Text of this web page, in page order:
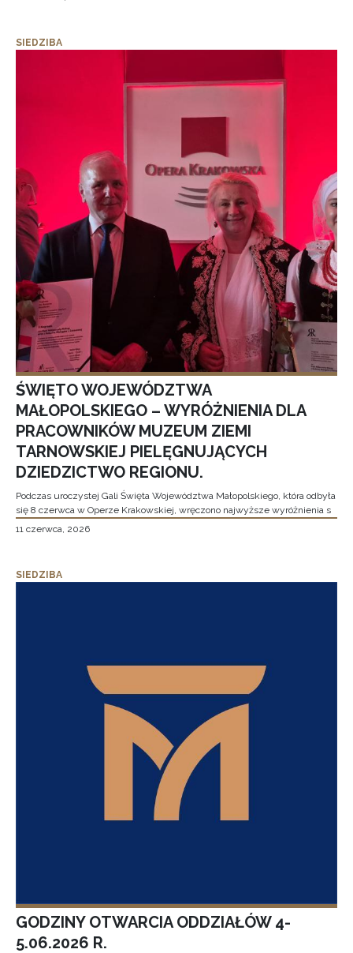
SIEDZIBA
ŚWIĘTO WOJEWÓDZTWA
MAŁOPOLSKIEGO – WYRÓŻNIENIA DLA
PRACOWNIKÓW MUZEUM ZIEMI
TARNOWSKIEJ PIELĘGNUJĄCYCH
DZIEDZICTWO REGIONU.
Podczas uroczystej Gali Święta Województwa Małopolskiego, która odbyła
się 8 czerwca w Operze Krakowskiej, wręczono najwyższe wyróżnienia s
11 czerwca, 2026
SIEDZIBA
GODZINY OTWARCIA ODDZIAŁÓW 4-
5.06.2026 R.